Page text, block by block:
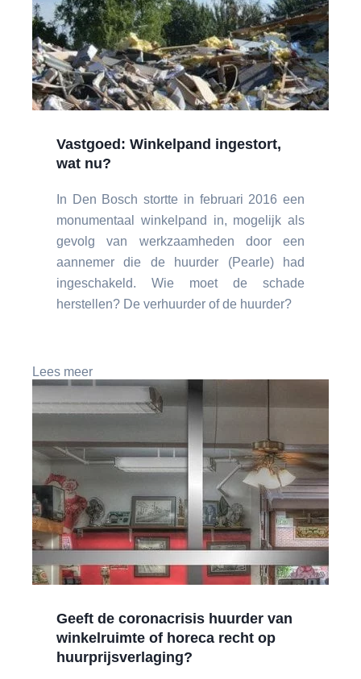
Vastgoed: Winkelpand ingestort,
wat nu?
In Den Bosch stortte in februari 2016 een
monumentaal winkelpand in, mogelijk als
gevolg van werkzaamheden door een
aannemer die de huurder (Pearle) had
ingeschakeld. Wie moet de schade
herstellen? De verhuurder of de huurder?
Lees meer
Geeft de coronacrisis huurder van
winkelruimte of horeca recht op
huurprijsverlaging?